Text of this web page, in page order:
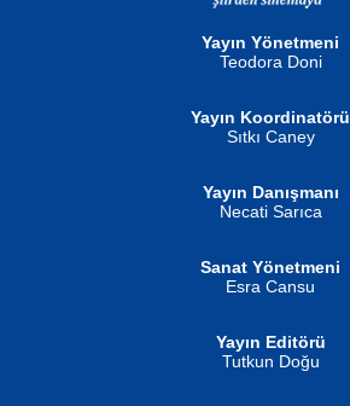
Ben Deniz Değilim ki...
Yayın Yönetmeni
Teodora Doni
Yayın Koordinatörü
Sıtkı Caney
Yayın Danışmanı
Necati Sarıca
Sanat Yönetmeni
Esra Cansu
Yayın Editörü
Tutkun Doğu